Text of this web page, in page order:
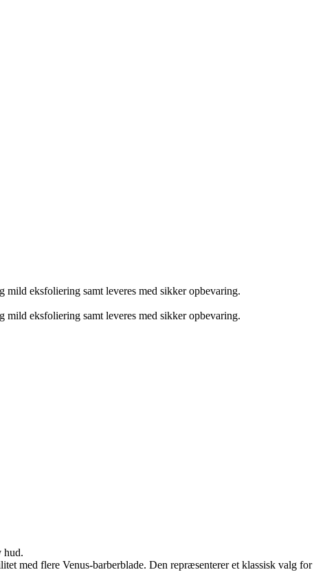
mild eksfoliering samt leveres med sikker opbevaring.
mild eksfoliering samt leveres med sikker opbevaring.
hud.
med flere Venus-barberblade. Den repræsenterer et klassisk valg for